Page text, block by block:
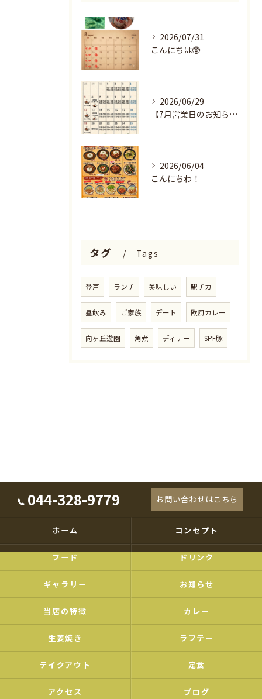
2026/07/31
こんにちは🥸
2026/06/29
【7月営業日のお知らせ🌻】
2026/06/04
こんにちわ！
タグ Tags
登戸 ランチ 美味しい 駅チカ
昼飲み ご家族 デート 欧風カレー
向ヶ丘遊園 角煮 ディナー SPF豚
044-328-9779 お問い合わせはこちら
ホーム コンセプト
フード ドリンク
ギャラリー お知らせ
当店の特徴 カレー
生姜焼き ラフテー
テイクアウト 定食
アクセス ブログ